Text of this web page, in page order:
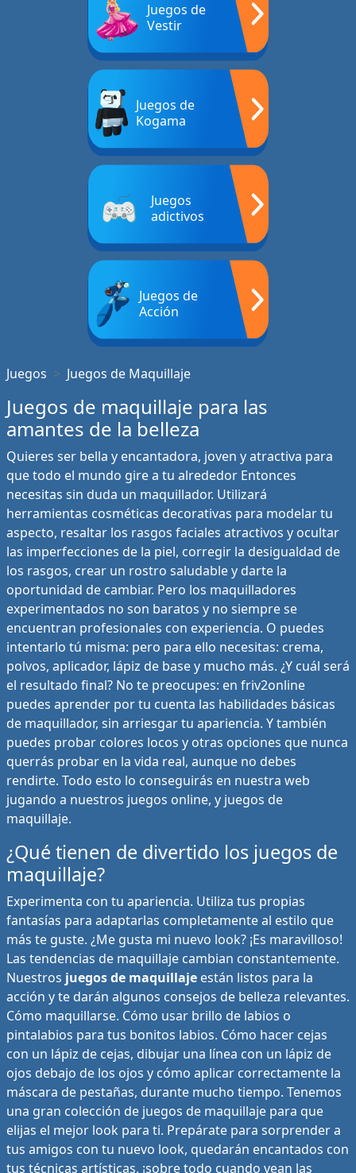
Juegos de
Vestir
Juegos de
Kogama
Juegos
adictivos
Juegos de
Acción
Juegos Juegos de Maquillaje
Juegos de maquillaje para las
amantes de la belleza
Quieres ser bella y encantadora, joven y atractiva para
que todo el mundo gire a tu alrededor Entonces
necesitas sin duda un maquillador. Utilizará
herramientas cosméticas decorativas para modelar tu
aspecto, resaltar los rasgos faciales atractivos y ocultar
las imperfecciones de la piel, corregir la desigualdad de
los rasgos, crear un rostro saludable y darte la
oportunidad de cambiar. Pero los maquilladores
experimentados no son baratos y no siempre se
encuentran profesionales con experiencia. O puedes
intentarlo tú misma: pero para ello necesitas: crema,
polvos, aplicador, lápiz de base y mucho más. ¿Y cuál será
el resultado final? No te preocupes: en friv2online
puedes aprender por tu cuenta las habilidades básicas
de maquillador, sin arriesgar tu apariencia. Y también
puedes probar colores locos y otras opciones que nunca
querrás probar en la vida real, aunque no debes
rendirte. Todo esto lo conseguirás en nuestra web
jugando a nuestros juegos online, y juegos de
maquillaje.
¿Qué tienen de divertido los juegos de
maquillaje?
Experimenta con tu apariencia. Utiliza tus propias
fantasías para adaptarlas completamente al estilo que
más te guste. ¿Me gusta mi nuevo look? ¡Es maravilloso!
Las tendencias de maquillaje cambian constantemente.
Nuestros juegos de maquillaje están listos para la
acción y te darán algunos consejos de belleza relevantes.
Cómo maquillarse. Cómo usar brillo de labios o
pintalabios para tus bonitos labios. Cómo hacer cejas
con un lápiz de cejas, dibujar una línea con un lápiz de
ojos debajo de los ojos y cómo aplicar correctamente la
máscara de pestañas, durante mucho tiempo. Tenemos
una gran colección de juegos de maquillaje para que
elijas el mejor look para ti. Prepárate para sorprender a
tus amigos con tu nuevo look, quedarán encantados con
tus técnicas artísticas, ¡sobre todo cuando vean las